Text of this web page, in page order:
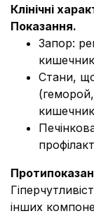
Клінічні
Показання.
Запор:
Стани,
інших